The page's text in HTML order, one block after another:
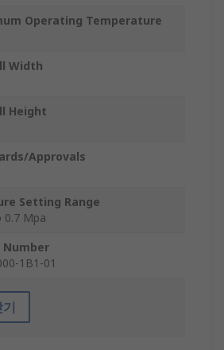
Operating Temperature
Width
Height
Approvals
Setting Range
0.7 Mpa
Number
1B1-01